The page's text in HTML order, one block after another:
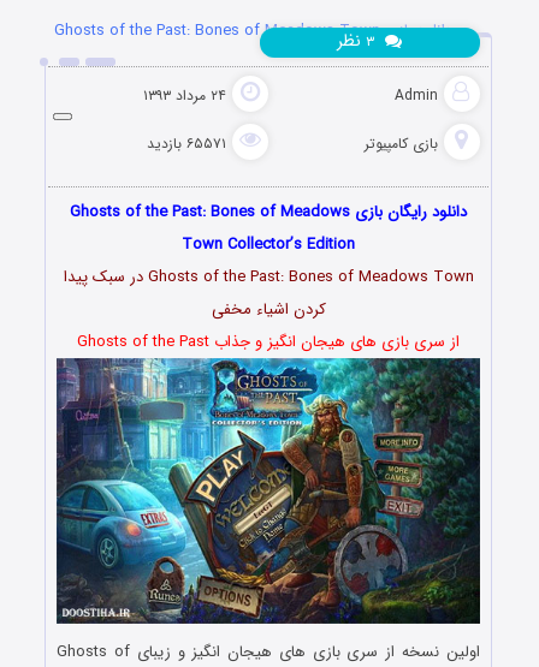
دانلود بازی Ghosts of the Past: Bones of Meadows Town
Admin ۲۴ مرداد ۱۳۹۳
بازی کامپیوتر ۶۵۵۷۱ بازدید
نظر
دانلود رایگان بازی Ghosts of the Past: Bones of Meadows
Town Collector’s Edition
Ghosts of the Past: Bones of Meadows Town در سبک پیدا
کردن اشیاء مخفی
از سری بازی های هیجان انگیز و جذاب Ghosts of the Past
اولین نسخه از سری بازی های هیجان انگیز و زیبای Ghosts of